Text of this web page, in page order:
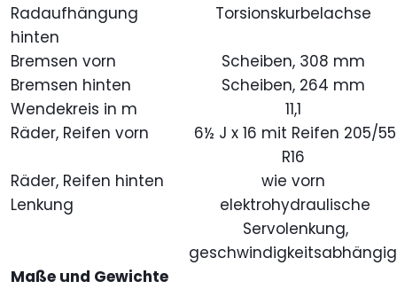
Radaufhängung
hinten
Torsionskurbelachse
Bremsen vorn
Scheiben, 308 mm
Bremsen hinten
Scheiben, 264 mm
Wendekreis in m
11,1
Räder, Reifen vorn
6½ J x 16 mit Reifen 205/55
R16
Räder, Reifen hinten
wie vorn
Lenkung
elektrohydraulische
Servolenkung,
Maße und Gewichte